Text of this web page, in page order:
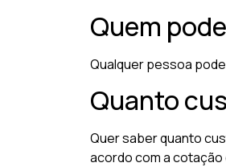
Quem
Qualquer pessoa
Quanto
Quer saber quanto
acordo com a